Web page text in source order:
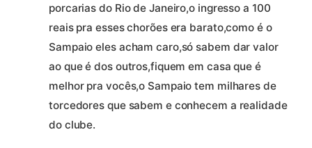
porcarias do Rio de Janeiro,o ingresso a 100
reais pra esses chorões era barato,como é o
Sampaio eles acham caro,só sabem dar valor
ao que é dos outros,fiquem em casa que é
melhor pra vocês,o Sampaio tem milhares de
torcedores que sabem e conhecem a realidade
do clube.